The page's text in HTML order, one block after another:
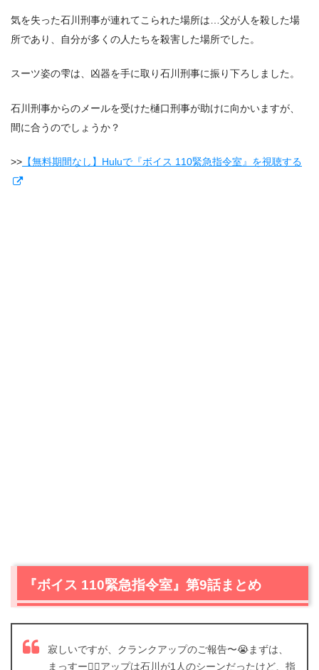
気を失った石川刑事が連れてこられた場所は…父が人を殺した場
所であり、自分が多くの人たちを殺害した場所でした。
スーツ姿の雫は、凶器を手に取り石川刑事に振り下ろしました。
石川刑事からのメールを受けた樋口刑事が助けに向かいますが、
間に合うのでしょうか？
>> 【無料期間なし】Huluで『ボイス 110緊急指令室』を視聴する
『ボイス 110緊急指令室』第9話まとめ
寂しいですが、クランクアップのご報告〜😭まずは、
まっすー🙋‍♂️アップは石川が1人のシーンだったけど、指